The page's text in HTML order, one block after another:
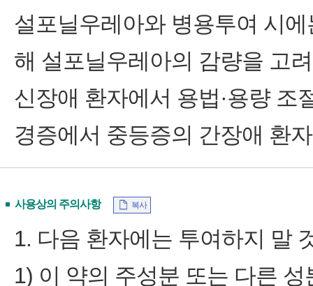
설포닐우레아와 병용투여 시
해 설포닐우레아의 감량을 고
신장애 환자에서 용법·용량 조
경증에서 중등증의 간장애 환
사용상의 주의사항 복사
1. 다음 환자에는 투여하지 말
1) 이 약의 주성분 또는 다른